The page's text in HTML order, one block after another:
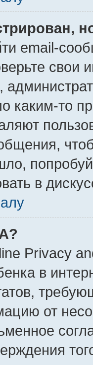
email-
свои
каким-то
в
Privacy
в
от